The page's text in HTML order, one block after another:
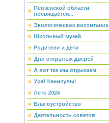
Пензенской области
посвящается...
Экологическое воспитание
Школьный музей
Родители и дети
Дни открытых дверей
А вот так мы отдыхаем
Ура! Каникулы!
Лето 2024
Благоустройство
Деятельность советов